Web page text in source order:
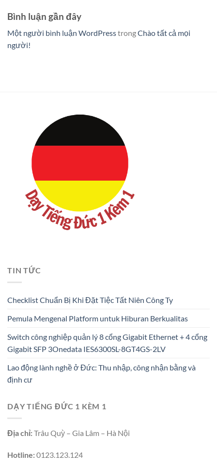
Bình luận gần đây
Một người bình luận WordPresstrongChào tất cả mọi
người!
TIN TỨC
Checklist Chuẩn Bị Khi Đặt Tiệc Tất Niên Công Ty
Pemula Mengenal Platform untuk Hiburan Berkualitas
Switch công nghiệp quản lý 8 cổng Gigabit Ethernet + 4 cổng
Gigabit SFP 3Onedata IES6300SL-8GT4GS-2LV
Lao động lành nghề ở Đức: Thu nhập, công nhận bằng và
định cư
DẠY TIẾNG ĐỨC 1 KÈM 1
Địa chỉ:Trâu Quỳ – Gia Lâm – Hà Nội
Hotline:0123.123.124